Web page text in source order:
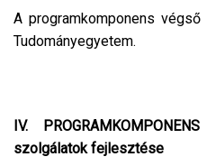
A programkomponens
Tudományegyetem.
IV.
szolgálatok fejlesztése